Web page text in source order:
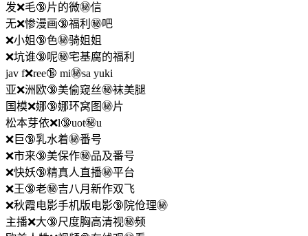
发❌毛🔞片的微㊙️信
无❌惨漫画🔞福利㊙️吧
❌小姐🔞色㊙️骑姐姐
❌坑谁🔞呢㊙️宅基腐的福利
jav f❌ree🔞 mi㊙️sa yuki
亚❌洲欧🔞美偷窥丝㊙️袜美腿
国模❌娜🔞娜环窝图㊙️片
松本芽依❌l🔞uot㊙️u
❌巨🔞乳水着㊙️番号
❌市来🔞美保作㊙️品及番号
❌快妖🔞精真人直播㊙️平台
❌王🔞老㊙️吉八月新作双飞
❌秋霞电影手机版电影🔞院伧理㊙️
主播❌大🔞尺度胸高清视㊙️频